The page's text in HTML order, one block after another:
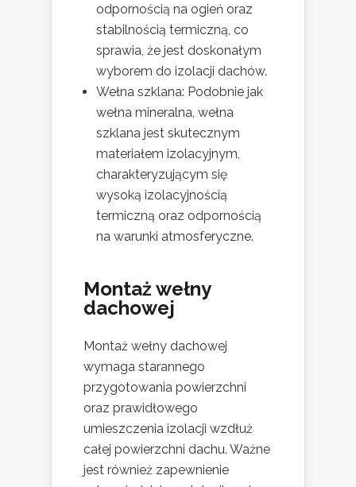
odpornością na ogień oraz
stabilnością termiczną, co
sprawia, że jest doskonałym
wyborem do izolacji dachów.
Wełna szklana: Podobnie jak
wełna mineralna, wełna
szklana jest skutecznym
materiałem izolacyjnym,
charakteryzującym się
wysoką izolacyjnością
termiczną oraz odpornością
na warunki atmosferyczne.
Montaż wełny
dachowej
Montaż wełny dachowej
wymaga starannego
przygotowania powierzchni
oraz prawidłowego
umieszczenia izolacji wzdłuż
całej powierzchni dachu. Ważne
jest również zapewnienie